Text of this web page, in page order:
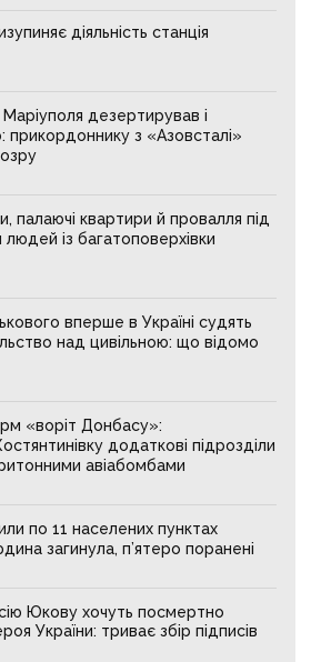
діяльність станція
дезертирував і
з «Азовсталі»
палаючі квартири й провалля під
із багатоповерхівки
вперше в Україні судять
над цивільною: що відомо
«воріт Донбасу»:
додаткові підрозділи
авіабомбами
по 11 населених пунктах
загинула, п’ятеро поранені
Юкову хочуть посмертно
України: триває збір підписів